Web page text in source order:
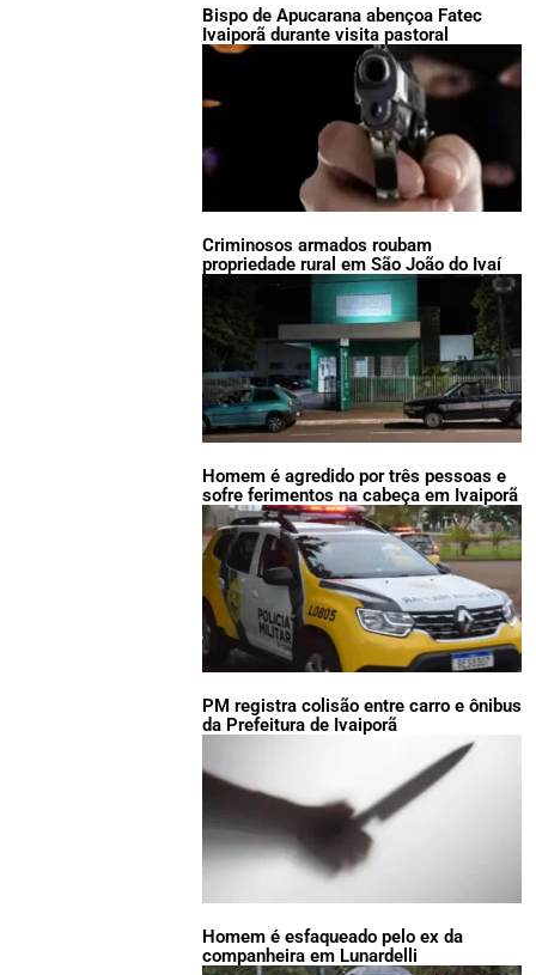
Bispo de Apucarana abençoa Fatec
Ivaiporã durante visita pastoral
Criminosos armados roubam
propriedade rural em São João do Ivaí
Homem é agredido por três pessoas e
sofre ferimentos na cabeça em Ivaiporã
PM registra colisão entre carro e ônibus
da Prefeitura de Ivaiporã
Homem é esfaqueado pelo ex da
companheira em Lunardelli